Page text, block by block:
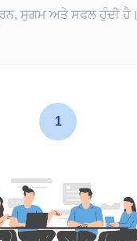
ਸੁਗਮ ਅਤੇ ਸਫਲ ਹੁੰਦੀ ਹੈ।
1